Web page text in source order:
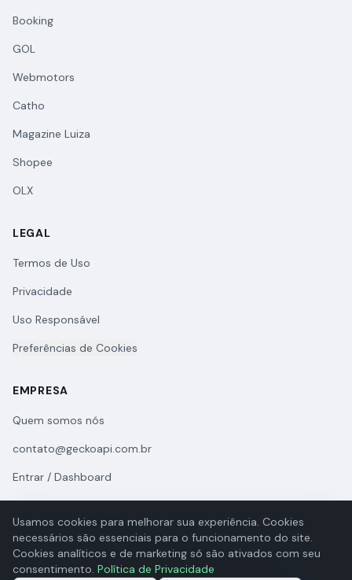
Booking
GOL
Webmotors
Catho
Magazine Luiza
Shopee
OLX
LEGAL
Termos de Uso
Privacidade
Uso Responsável
Preferências de Cookies
EMPRESA
Quem somos nós
contato@geckoapi.com.br
Entrar / Dashboard
© 2026 GeckoAPI. Todos os direitos reservados.
Usamos cookies para melhorar sua experiência. Cookies
necessários são essenciais para o funcionamento do site.
Cookies analíticos e de marketing só são ativados com seu
consentimento. Política de Privacidade